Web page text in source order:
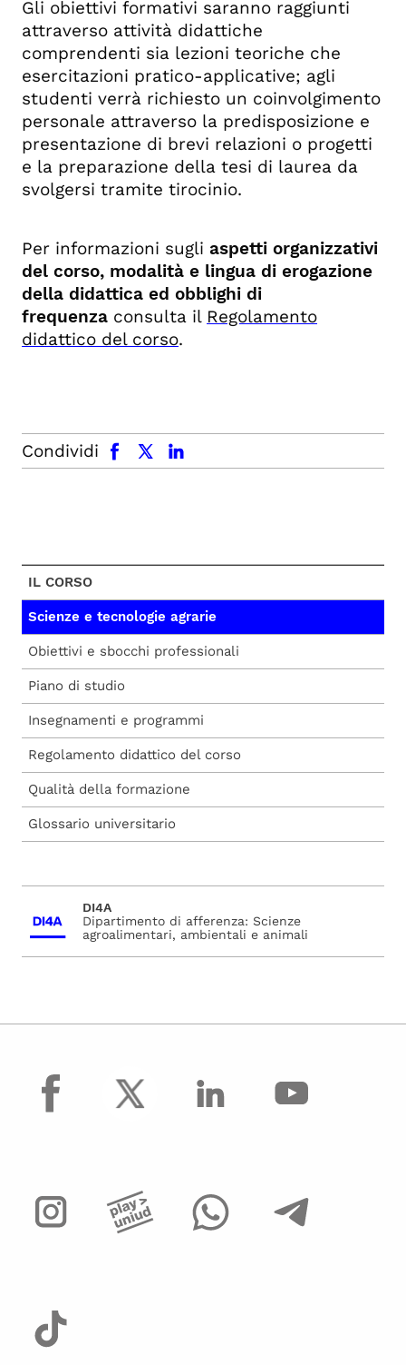
Gli obiettivi formativi saranno raggiunti
attraverso attività didattiche
comprendenti sia lezioni teo­riche che
esercitazioni pratico-applicative; agli
studenti verrà richiesto un coinvolgimento
perso­nale attraverso la predisposizione e
presentazione di brevi relazioni o progetti
e la preparazione della tesi di laurea da
svolgersi tramite tirocinio.
Per informazioni sugli aspetti organizzativi
del corso, modalità e lingua di erogazione
della didattica ed obblighi di
frequenza consulta il Regolamento
didattico del corso.
Condividi
facebook x.com linkedin
IL CORSO
Scienze e tecnologie agrarie
Obiettivi e sbocchi professionali
Piano di studio
Insegnamenti e programmi
Regolamento didattico del corso
Qualità della formazione
Glossario universitario
DI4A
Dipartimento di afferenza: Scienze
agroalimentari, ambientali e animali
facebook